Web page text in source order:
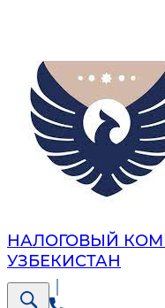
НАЛОГОВЫЙ
УЗБЕКИСТАН